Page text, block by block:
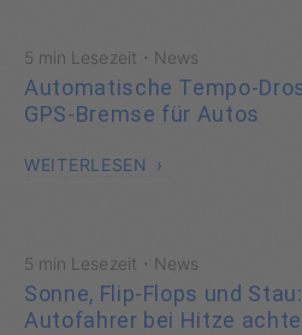
5 min Lesezeit · News
Automatische Tempo-
GPS-Bremse für Autos
WEITERLESEN
5 min Lesezeit · News
Sonne, Flip-Flops und
Autofahrer bei Hitze